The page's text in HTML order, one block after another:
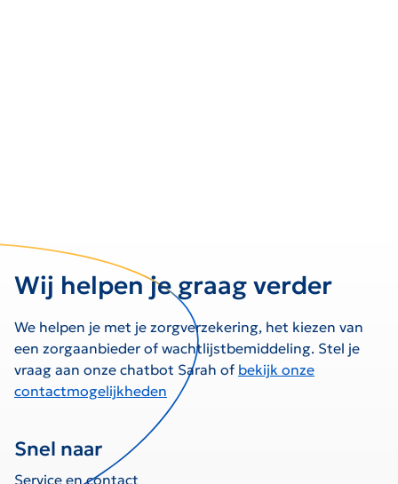
Wij helpen je graag verder
We helpen je met je zorgverzekering, het kiezen van
een zorgaanbieder of wachtlijstbemiddeling. Stel je
vraag aan onze chatbot Sarah of bekijk onze
contactmogelijkheden
Snel naar
Service en contact